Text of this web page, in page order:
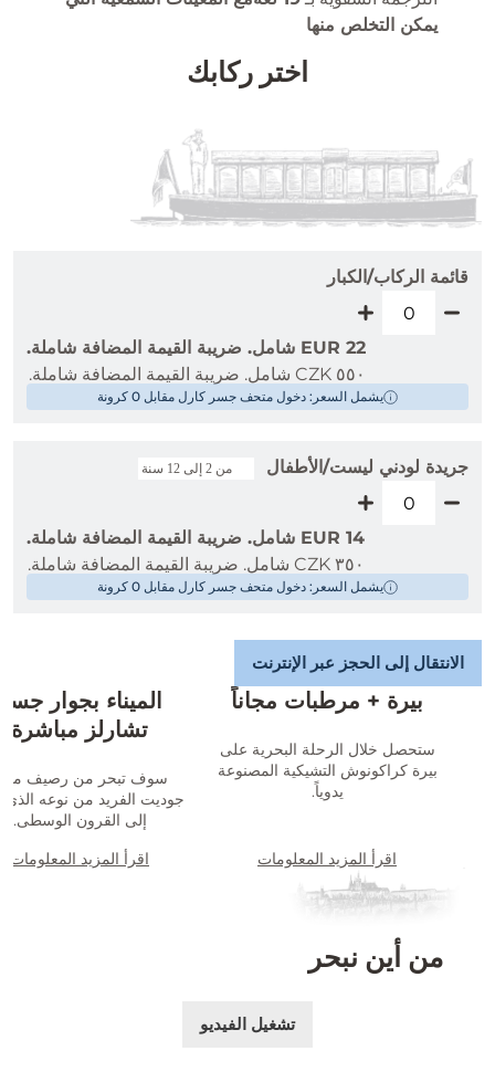
يمكن التخلص منها
اختر ركابك
قائمة الركاب/الكبار
EUR 22 شامل. ضريبة القيمة المضافة شاملة.
٥٥٠ CZK شامل. ضريبة القيمة المضافة شاملة.
يشمل السعر: دخول متحف جسر كارل مقابل 0 كرونة
جريدة لودني ليست/الأطفال من 2 إلى 12 سنة
EUR 14 شامل. ضريبة القيمة المضافة شاملة.
٣٥٠ CZK شامل. ضريبة القيمة المضافة شاملة.
يشمل السعر: دخول متحف جسر كارل مقابل 0 كرونة
الانتقال إلى الحجز عبر الإنترنت
بيرة + مرطبات مجاناً
ستحصل خلال الرحلة البحرية على
بيرة كراكونوش التشيكية المصنوعة
يدوياً.
اقرأ المزيد المعلومات
الميناء بجوار
تشارلز مباشرة
سوف تبحر من رصيف
جوديت الفريد من نوعه الذي
إلى القرون الوسطى.
اقرأ المزيد المعلومات
من أين نبحر
تشغيل الفيديو